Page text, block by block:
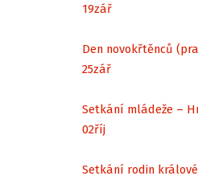
19zář
Den novokřtěnců
25zář
Setkání mládeže –
02říj
Setkání rodin